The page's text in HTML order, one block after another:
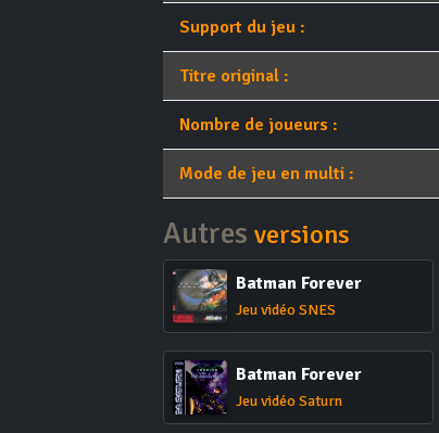
Support du jeu :
Titre original :
Nombre de joueurs :
Mode de jeu en multi :
Autres versions
Batman Forever
Jeu vidéo SNES
Batman Forever
Jeu vidéo Saturn